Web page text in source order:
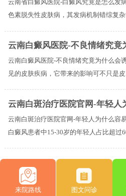
云南省白癜风医院-白癜风究竟是怎么发
色素脱失性皮肤病，其发病机制错综复杂
云南白癜风医院-不良情绪究竟
云南白癜风医院-不良情绪究竟为什么会
见的皮肤疾病，它带来的影响可不只是皮
云南白斑治疗医院官网-年轻人
云南白斑治疗医院官网-年轻人为什么容
白癜风患者中15-30岁的年轻人占比超过
来院路线 图文问诊